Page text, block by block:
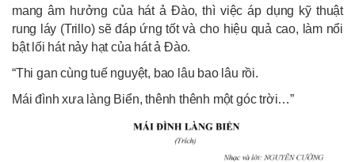
mang âm hưởng của hát ả Đào, thì việc áp dụng kỹ thuật
rung láy (Trillo) sẽ đáp ứng tốt và cho hiệu quả cao, làm nổi
bật lối hát nảy hạt của hát ả Đào.
“Thi gan cùng tuế nguyệt, bao lâu bao lâu rồi.
Mái đình xưa làng Biển, thênh thênh một góc trời…”